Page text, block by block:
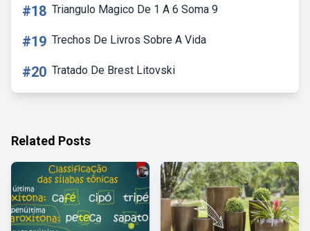
#18 Triangulo Magico De 1 A 6 Soma 9
#19 Trechos De Livros Sobre A Vida
#20 Tratado De Brest Litovski
Related Posts